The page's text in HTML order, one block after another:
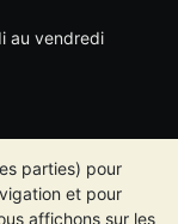
parties) pour
et pour
affichons sur les
au vendredi